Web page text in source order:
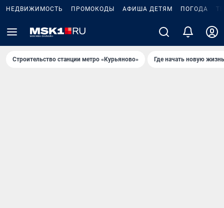
НЕДВИЖИМОСТЬ ПРОМОКОДЫ АФИША ДЕТЯМ ПОГОДА
Строительство станции метро «Курьяново» Где начать новую